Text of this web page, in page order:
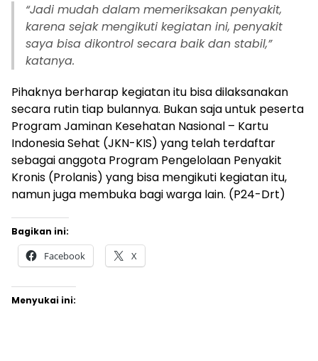
“Jadi mudah dalam memeriksakan penyakit,
karena sejak mengikuti kegiatan ini, penyakit
saya bisa dikontrol secara baik dan stabil,”
katanya.
Pihaknya berharap kegiatan itu bisa dilaksanakan
secara rutin tiap bulannya. Bukan saja untuk peserta
Program Jaminan Kesehatan Nasional – Kartu
Indonesia Sehat (JKN-KIS) yang telah terdaftar
sebagai anggota Program Pengelolaan Penyakit
Kronis (Prolanis) yang bisa mengikuti kegiatan itu,
namun juga membuka bagi warga lain. (P24-Drt)
Bagikan ini:
Facebook X
Menyukai ini: